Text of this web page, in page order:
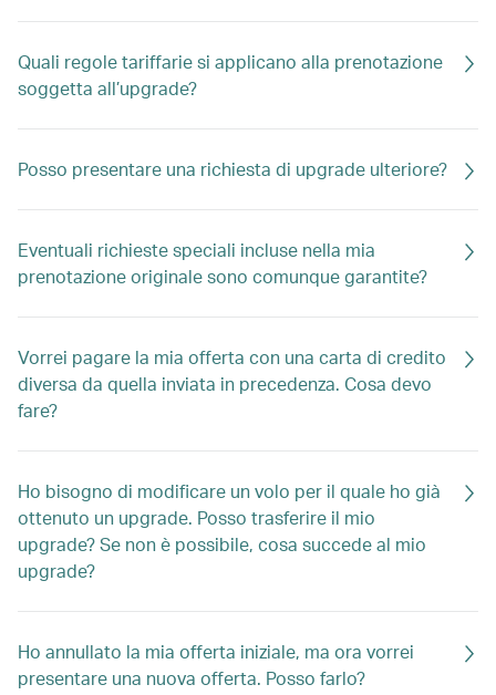
Quali regole tariffarie si applicano alla prenotazione
soggetta all’upgrade?
Posso presentare una richiesta di upgrade ulteriore?
Eventuali richieste speciali incluse nella mia
prenotazione originale sono comunque garantite?
Vorrei pagare la mia offerta con una carta di credito
diversa da quella inviata in precedenza. Cosa devo
fare?
Ho bisogno di modificare un volo per il quale ho già
ottenuto un upgrade. Posso trasferire il mio
upgrade? Se non è possibile, cosa succede al mio
upgrade?
Ho annullato la mia offerta iniziale, ma ora vorrei
presentare una nuova offerta. Posso farlo?